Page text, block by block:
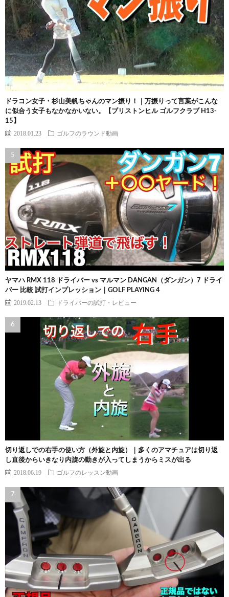
ドラコン女子・杉山美帆ちゃんのマン振り！｜万振りって言葉がこんな
に似合う女子もなかなかいない。【ブリストンヒル ゴルフクラブ H13-
15】
2018.01.23 ゴルフのラウンド動画
ヤマハ RMX 118 ドライバー vs マルマン DANGAN（ダンガン）7 ドライ
バー 比較 試打インプレッション｜GOLF PLAYING 4
2019.02.13 ドライバーの試打・レビュー
切り返しでの右手の使い方（外旋と内旋）｜多くのアマチュアは切り返
し直後からいきなり内旋の動きが入ってしまうからミスが出る
2018.06.19 ゴルフのレッスン動画